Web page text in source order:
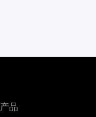
产品